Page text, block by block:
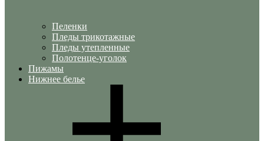
Пеленки
Пледы трикотажные
Пледы утепленные
Полотенце-уголок
Пижамы
Нижнее белье